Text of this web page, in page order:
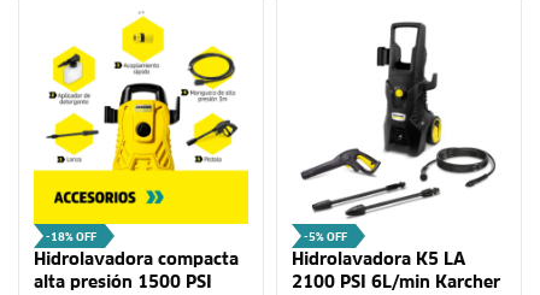
-18% OFF
Hidrolavadora compacta
alta presión 1500 PSI
-5% OFF
Hidrolavadora K5 LA
2100 PSI 6L/min Karcher